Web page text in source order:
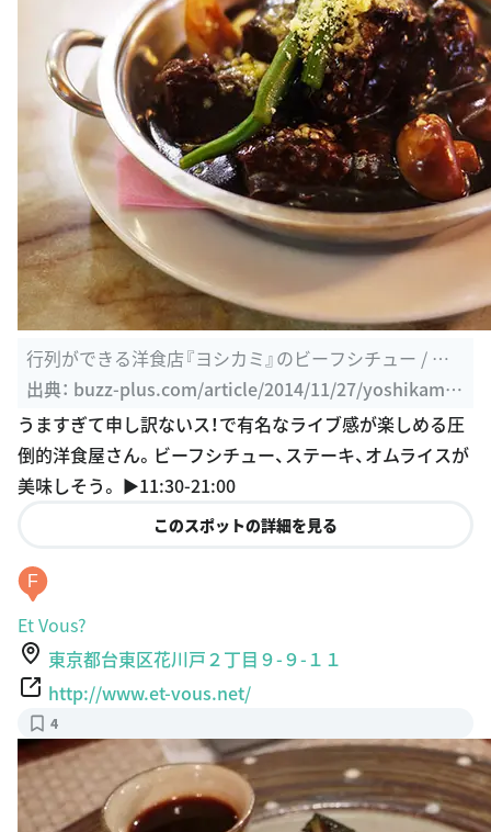
行列ができる洋食店『ヨシカミ』のビーフシチュー / と
ろける牛肉が ...
出典：buzz-plus.com/article/2014/11/27/yoshikami-
asakusa
うますぎて申し訳ないス！で有名なライブ感が楽しめる圧
倒的洋食屋さん。ビーフシチュー、ステーキ、オムライスが
美味しそう。 ▶︎11:30-21:00
このスポットの詳細を見る
Et Vous?
東京都台東区花川戸２丁目９-９-１１
http://www.et-vous.net/
4